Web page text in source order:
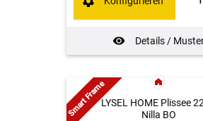
Details /
LYSEL HOME Plissee
Nilla BO
Smart Frame